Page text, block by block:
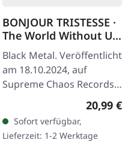
BONJOUR TRISTESSE ·
The World Without Us
| BLACK LP
Black Metal. Veröffentlicht
am 18.10.2024, auf
Supreme Chaos Records.
Schwarzes Vinyl mit
Insert. Limitiert auf 100
Exemplare. Vinyl-
Spezifikationen:…
20,99 €
Sofort verfügbar,
Lieferzeit: 1-2 Werktage